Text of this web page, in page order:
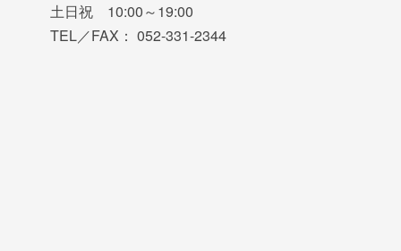
土日祝 10:00～19:00
TEL／FAX： 052-331-2344